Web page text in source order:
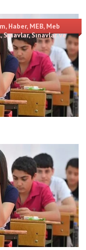
, Haber, MEB, Meb
,Sınavlar,Sınavlar ve